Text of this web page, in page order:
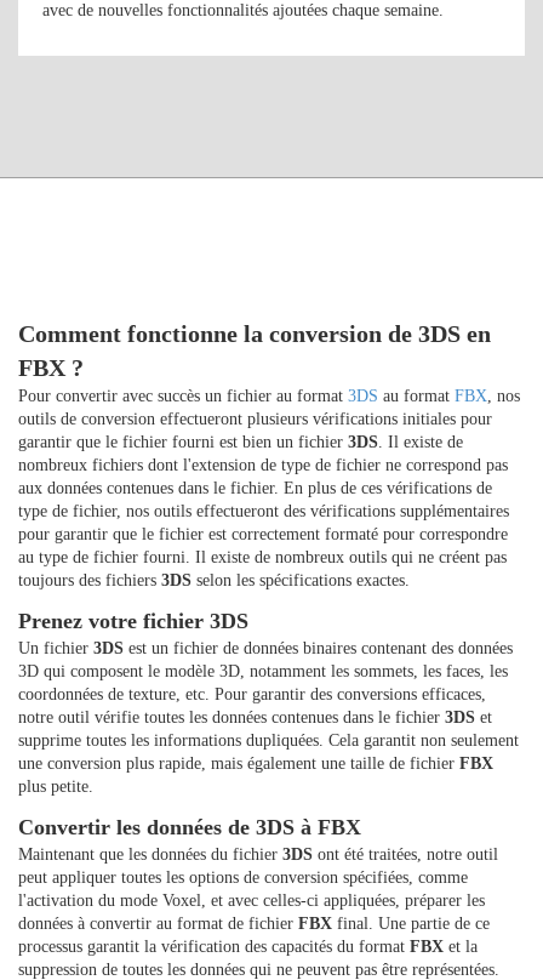
avec de nouvelles fonctionnalités ajoutées chaque semaine.
Comment fonctionne la conversion de 3DS en
FBX ?
Pour convertir avec succès un fichier au format 3DS au format FBX, nos
outils de conversion effectueront plusieurs vérifications initiales pour
garantir que le fichier fourni est bien un fichier 3DS. Il existe de
nombreux fichiers dont l'extension de type de fichier ne correspond pas
aux données contenues dans le fichier. En plus de ces vérifications de
type de fichier, nos outils effectueront des vérifications supplémentaires
pour garantir que le fichier est correctement formaté pour correspondre
au type de fichier fourni. Il existe de nombreux outils qui ne créent pas
toujours des fichiers 3DS selon les spécifications exactes.
Prenez votre fichier 3DS
Un fichier 3DS est un fichier de données binaires contenant des données
3D qui composent le modèle 3D, notamment les sommets, les faces, les
coordonnées de texture, etc. Pour garantir des conversions efficaces,
notre outil vérifie toutes les données contenues dans le fichier 3DS et
supprime toutes les informations dupliquées. Cela garantit non seulement
une conversion plus rapide, mais également une taille de fichier FBX
plus petite.
Convertir les données de 3DS à FBX
Maintenant que les données du fichier 3DS ont été traitées, notre outil
peut appliquer toutes les options de conversion spécifiées, comme
l'activation du mode Voxel, et avec celles-ci appliquées, préparer les
données à convertir au format de fichier FBX final. Une partie de ce
processus garantit la vérification des capacités du format FBX et la
suppression de toutes les données qui ne peuvent pas être représentées.